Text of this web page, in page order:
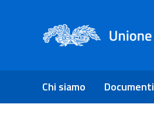
Chi siamo Documenti